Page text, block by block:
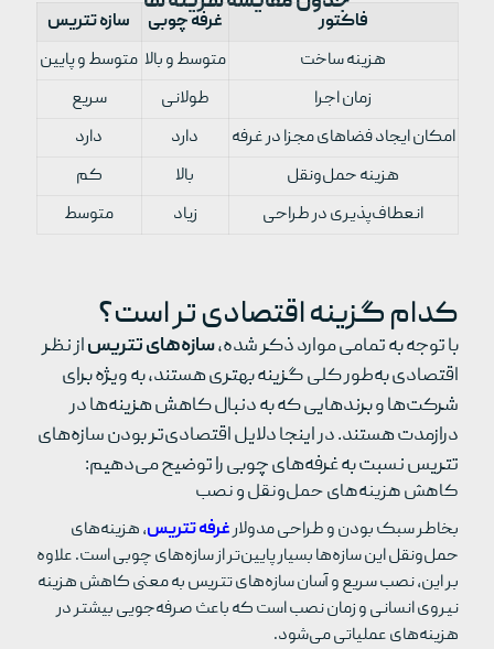
فاکتور غرفه چوبی
سازه تتریس
هزینه ساخت
متوسط و بالا متوسط و پایین
زمان اجرا
طولانی
سریع
امکان ایجاد فضاهای مجزا در غرفه
دارد
دارد
هزینه حمل‌ونقل
بالا
کم
انعطاف‌پذیری در طراحی
زیاد متوسط
کدام گزینه اقتصادی تر است؟
با توجه به تمامی موارد ذکر شده،سازه‌های تتریساز نظر
اقتصادی به‌طور کلی گزینه بهتری هستند، به ویژه برای
شرکت‌ها و برندهایی که به دنبال کاهش هزینه‌ها در
درازمدت هستند. در اینجا دلایل اقتصادی‌تر بودن سازه‌های
تتریس نسبت به غرفه‌های چوبی را توضیح می‌دهیم:
کاهش هزینه‌های حمل‌ونقل و نصب
بخاطر سبک بودن و طراحی مدولارغرفه تتریس، هزینه‌های
حمل‌ونقل این سازه‌ها بسیار پایین‌تر از سازه‌های چوبی است. علاوه
بر این، نصب سریع و آسان سازه‌های تتریس به معنی کاهش هزینه
نیروی انسانی و زمان نصب است که باعث صرفه‌جویی بیشتر در
هزینه‌های عملیاتی می‌شود.